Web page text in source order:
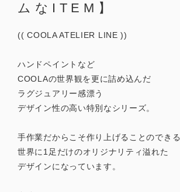
ムなITEM】
(( COOLA ATELIER LINE ))
ハンドペイントなど
COOLAの世界観を更に詰め込んだ
ラグジュアリー感漂う
デザイン性の高い特別なシリーズ。
手作業だからこそ作り上げることのできる
世界に1足だけのオリジナリティ溢れた
デザインになっています。